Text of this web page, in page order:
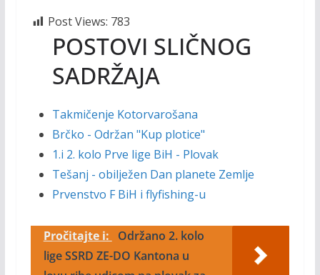
Post Views: 783
POSTOVI SLIČNOG
SADRŽAJA
Takmičenje Kotorvarošana
Brčko - Održan "Kup plotice"
1.i 2. kolo Prve lige BiH - Plovak
Tešanj - obilježen Dan planete Zemlje
Prvenstvo F BiH i flyfishing-u
Pročitajte i:
Održano 2. kolo
lige SSRD ZE-DO Kantona u